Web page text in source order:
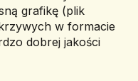
grafikę (plik
w formacie
dobrej jakości